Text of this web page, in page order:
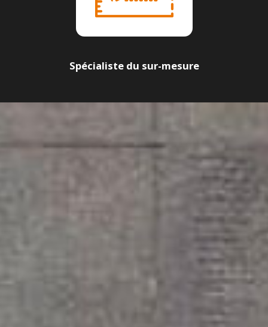
Spécialiste du sur-mesure